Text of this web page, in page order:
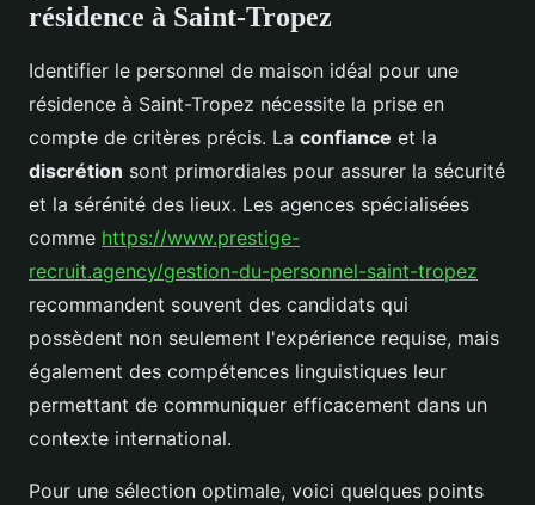
résidence à Saint-Tropez
Identifier le personnel de maison idéal pour une
résidence à Saint-Tropez nécessite la prise en
compte de critères précis. La confiance et la
discrétion sont primordiales pour assurer la sécurité
et la sérénité des lieux. Les agences spécialisées
comme https://www.prestige-
recruit.agency/gestion-du-personnel-saint-tropez
recommandent souvent des candidats qui
possèdent non seulement l'expérience requise, mais
également des compétences linguistiques leur
permettant de communiquer efficacement dans un
contexte international.
Pour une sélection optimale, voici quelques points